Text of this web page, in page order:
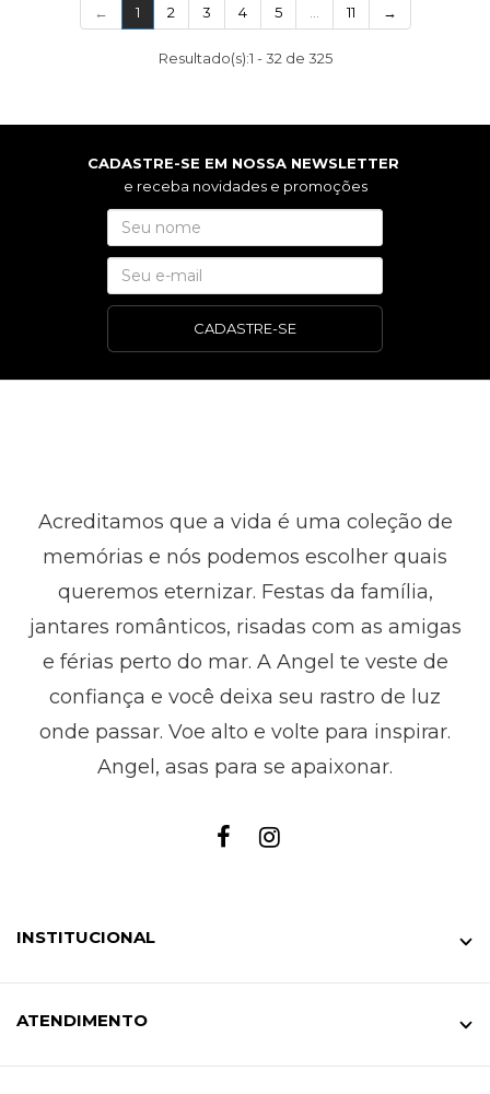
← 1(current)
2 3 4 5 11 →
Resultado(s):1 -32 de 325
CADASTRE-SE EM NOSSA NEWSLETTER
e receba novidades e promoções
CADASTRE-SE
Acreditamos que a vida é uma coleção de
memórias e nós podemos escolher quais
queremos eternizar. Festas da família,
jantares românticos, risadas com as amigas
e férias perto do mar. A Angel te veste de
confiança e você deixa seu rastro de luz
onde passar. Voe alto e volte para inspirar.
Angel, asas para se apaixonar.
INSTITUCIONAL
ATENDIMENTO